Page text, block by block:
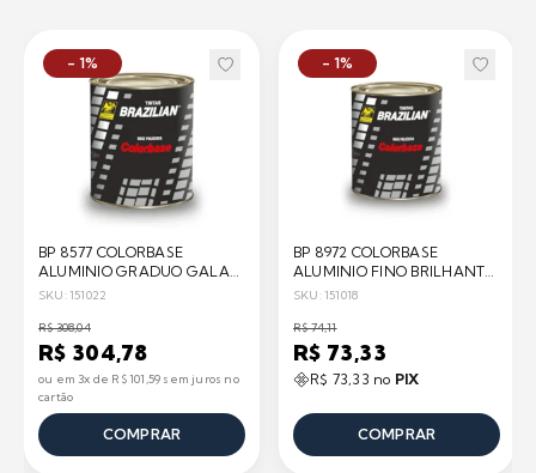
BP 8577 COLORBASE
ALUMINIO GRADUO GALAO
BRAZILIAN BRAZILIAN
SKU: 151022
R$ 308,04
R$ 304,78
ou em 3x de R$ 101,59 sem juros no
cartão
- 1%
COMPRAR
BP 8972 COLORBASE
ALUMINIO FINO BRILHANTE
1/4 900ML BRAZILIAN
SKU: 151018
R$ 74,11
R$ 73,33
R$ 73,33 no PIX
- 1%
COMPRAR